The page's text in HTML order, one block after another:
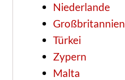
Niederlande
Großbritannien
Türkei
Zypern
Malta